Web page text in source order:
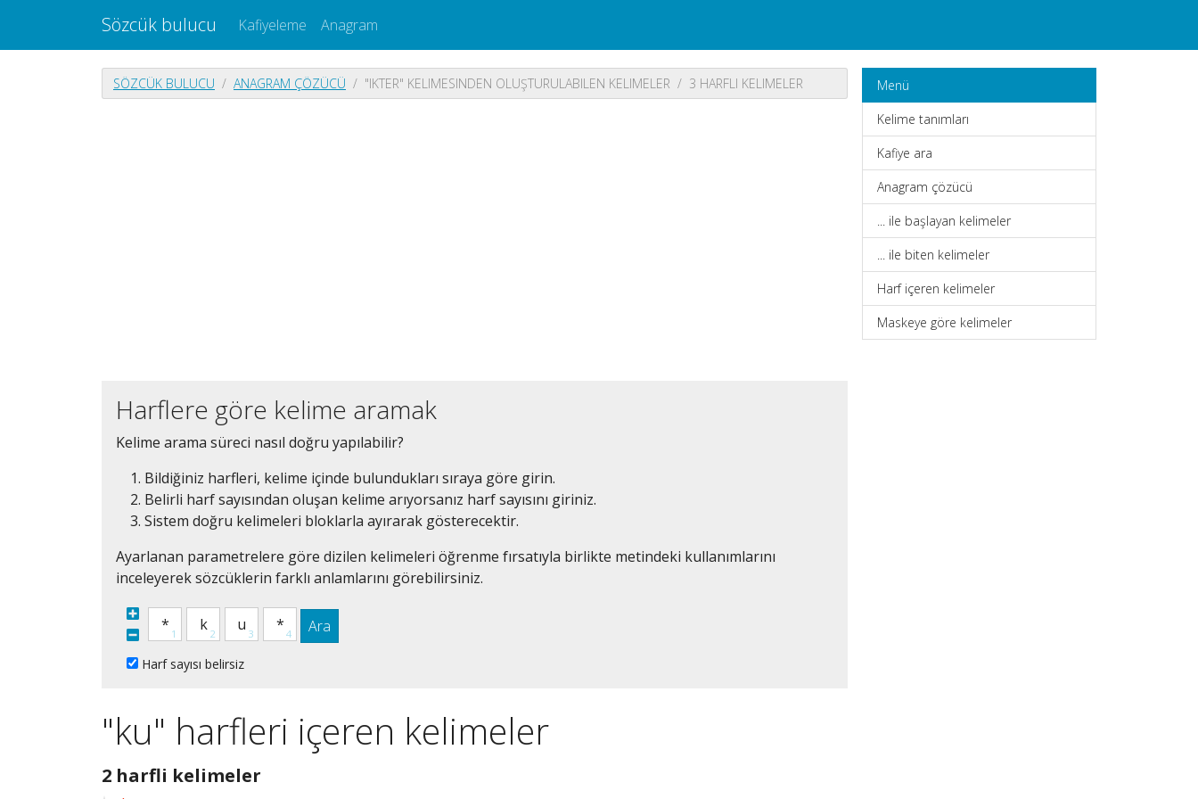
Sözcük bulucu Kafiyeleme Anagram
SÖZCÜK BULUCU ANAGRAM ÇÖZÜCÜ "IKTER" KELIMESINDEN OLUŞTURULABILEN KELIMELER 3 HARFLI KELIMELER
Harflere göre kelime aramak
Kelime arama süreci nasıl doğru yapılabilir?
Bildiğiniz harfleri, kelime içinde bulundukları sıraya göre girin.
Belirli harf sayısından oluşan kelime arıyorsanız harf sayısını giriniz.
Sistem doğru kelimeleri bloklarla ayırarak gösterecektir.
Ayarlanan parametrelere göre dizilen kelimeleri öğrenme fırsatıyla birlikte metindeki kullanımlarını
inceleyerek sözcüklerin farklı anlamlarını görebilirsiniz.
Ara
Harf sayısı belirsiz
"ku" harfleri içeren kelimeler
2 harfli kelimeler
Menü
Kelime tanımları
Kafiye ara
Anagram çözücü
... ile başlayan kelimeler
... ile biten kelimeler
Harf içeren kelimeler
Maskeye göre kelimeler